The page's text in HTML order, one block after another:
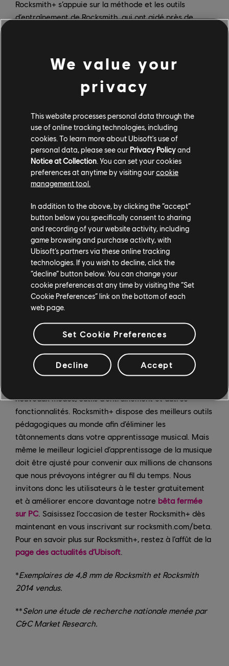
Rocksmith+ s’appuie sur la méthode et les outils
d’entraînement de Rocksmith, qui ont aidé près de
Rocksmith, 95 % des utilisateurs de Rocksmith ont
amélioré leurs compétences en guitare. Rocksmith+
présente une interface visuelle unique, une détection
un suivi en temps réel et de toutes nouvelles
recommandations personnalisées. Parmi les nouveaux
outils, citons l’option Rocksmith Tablature pour les
guitaristes de longue date, la lecture de fichiers en
format MIDI, les listes de lecture et les vidéos
pratiques. Et ce n’est pas tout. Continuez votre quête
ressource en ligne gratuite où s’ajoutent régulièrement
des vidéos et des articles détaillant les bonnes
techniques et formes, la théorie musicale, le matériel
de guitare, l’entretien de l’instrument et plus encore. Et
si vous vous sentez créatif, vous pouvez ajouter vos
propres arrangements pour n’importe quelle chanson
sous licence à la bibliothèque grâce à Rocksmith
Workshop, le nouveau système de contenu généré par
les utilisateurs.
Rocksmith+ est en vente au coût de 14,99 $ par mois,
39,99 $ pour 3 mois ou 99,99 $ pour un abonnement
de 12 mois. Le service d’abonnement offre des mises à
jour de contenu gratuites qui ajouteront de nouvelles
nouveaux modes, outils d’entraînement et autres
fonctionnalités. Rocksmith+ dispose des meilleurs outils
pédagogiques au monde afin d’éliminer les
tâtonnements dans votre apprentissage musical. Mais
même le meilleur logiciel d’apprentissage de la musique
doit être ajusté pour convenir aux millions de chansons
que nous prévoyons intégrer au fil du temps. Nous
invitons donc les utilisateurs à le tester gratuitement
et à améliorer encore davantage notre bêta fermée
sur PC . Saisissez l’occasion de tester Rocksmith+ dès
maintenant en vous inscrivant sur rocksmith.com/beta.
Pour en savoir plus sur Rocksmith+, restez à l’affût de la
page des actualités d’Ubisoft
*Exemplaires de 4,8 mm de Rocksmith et Rocksmith
2014 vendus.
**Selon une étude de recherche nationale menée par
C&C Market Research.
We value your
privacy
This website processes personal data through the
use of online tracking technologies, including
cookies. To learn more about Ubisoft's use of
personal data, please see our Privacy Policyand
Notice at Collection . You can set your cookies
preferences at anytime by visiting ourcookie
management tool.
In addition to the above, by clicking the “accept”
button below you specifically consent to sharing
and recording of your website activity, including
game browsing and purchase activity, with
Ubisoft’s partners via these online tracking
technologies. If you wish to decline, click the
“decline” button below. You can change your
cookie preferences at any time by visiting the “Set
Cookie Preferences” link on the bottom of each
web page.
Set Cookie Preferences
Decline Accept